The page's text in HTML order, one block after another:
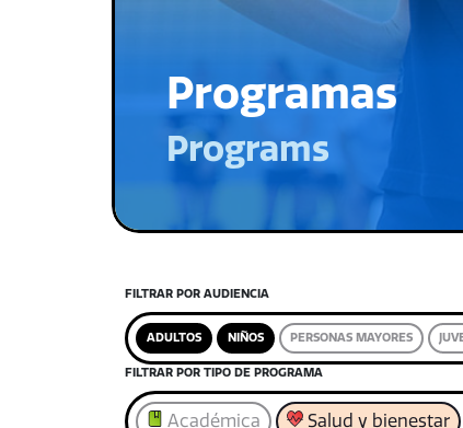
Programas
Programs
FILTRAR POR AUDIENCIA
ADULTOS NIÑOS PERSONAS MAYORES
FILTRAR POR TIPO DE PROGRAMA
Académica Salud y bienestar